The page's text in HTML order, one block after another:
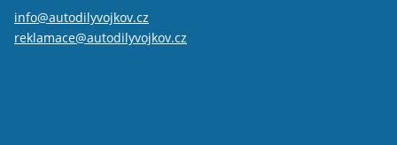
info@autodilyvojkov.cz
reklamace@autodilyvojkov.cz